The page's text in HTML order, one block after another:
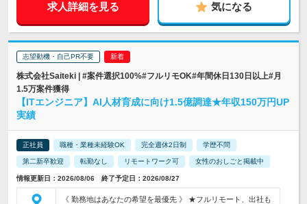
求人詳細を見る 気になる
志望動機・自己PR不要
株式会社Saiteki | #案件選択100%#フルリモOK#年間休日130日以上#月
1.5万案件獲得
【ITエンジニア】AI人材育成に向け1.5億調達★年収150万円UP
実績
正社員 職種・業種未経験OK 完全週休2日制 学歴不問
第二新卒歓迎 転勤なし リモートワーク可 女性のおしごと掲載中
情報更新日：2026/08/06 終了予定日：2026/08/27
《 勤務地はあなたの希望を最優先 》 ★フルリモート、出社も